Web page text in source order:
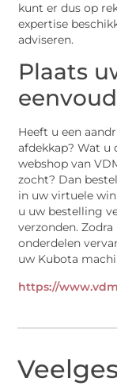
kunt er dus op
expertise
adviseren.
Plaats
Heeft u een
afdekkap? Wat u
webshop van
zocht? Dan
in uw virtuele
u uw bestelling
verzonden.
onderdelen
uw Kubota
https://